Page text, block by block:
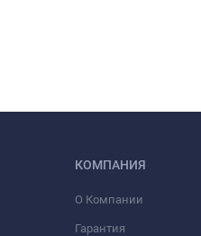
КОМПАНИЯ
О Компании
Гарантия